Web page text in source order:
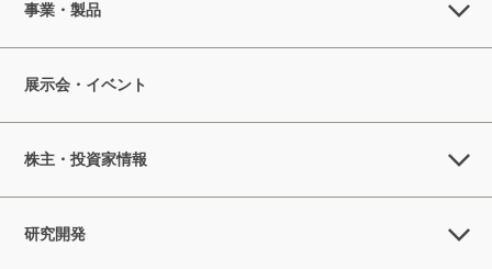
事業・製品
展示会・イベント
株主・投資家情報
研究開発